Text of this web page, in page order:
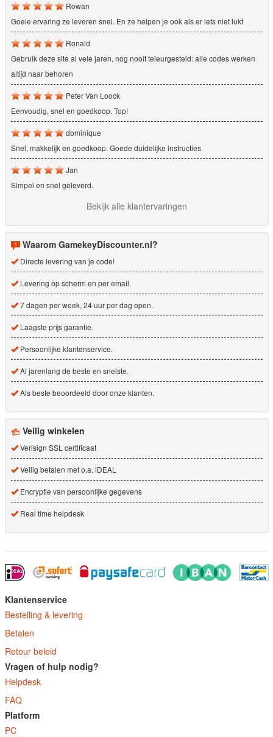
Rowan
Goeie ervaring ze leveren snel. En ze helpen je ook als er iets niet lukt
Ronald
Gebruik deze site al vele jaren, nog nooit teleurgesteld: alle codes werken
altijd naar behoren
Peter Van Loock
Eenvoudig, snel en goedkoop. Top!
dominique
Snel, makkelijk en goedkoop. Goede duidelijke instructies
Jan
Simpel en snel geleverd.
Bekijk alle klantervaringen
Waarom GamekeyDiscounter.nl?
Directe levering van je code!
Levering op scherm en per email.
7 dagen per week, 24 uur per dag open.
Laagste prijs garantie.
Persoonlijke klantenservice.
Al jarenlang de beste en snelste.
Als beste beoordeeld door onze klanten.
Veilig winkelen
Verisign SSL certificaat
Veilig betalen met o.a. iDEAL
Encryptie van persoonlijke gegevens
Real time helpdesk
Klantenservice
Bestelling & levering
Betalen
Retour beleid
Vragen of hulp nodig?
Helpdesk
FAQ
Platform
PC